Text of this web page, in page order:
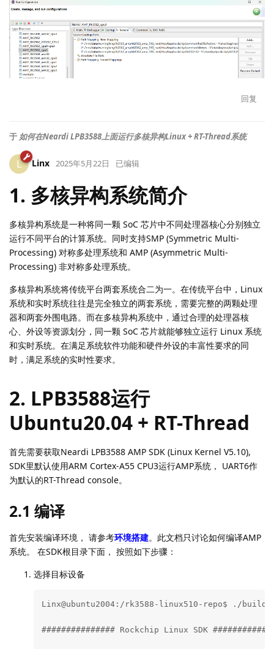
openocd如果是在Windows上面调试， 则在Windows系统上面映
射网络驱动盘， 把rk3562在Linux的SDK路径映射到Windows， 如
下：
回复
于如何在Neardi LPB3588上面运行多核异构Linux + RT-Thread系统
L Linx 2025年5月22日 已编辑
1. 多核异构系统简介
多核异构系统是一种将同一颗 SoC 芯片中不同处理器核心分别独立
运行不同平台的计算系统。同时支持SMP (Symmetric Multi-
Processing) 非对称多处理系统。
多核异构系统将传统平台两套系统合二为一。在传统平台中，Linux
系统和实时系统往往是完全独立的两套系统，需要完整的两颗处理
心、外设等资源划分，同一颗 SoC 芯片就能够独立运行 Linux 系统
和实时系统。在满足系统软件功能和硬件外设的丰富性要求的同
时，满足系统的实时性要求。
2. LPB3588运行
Ubuntu20.04 + RT-Thread
首先需要获取Neardi LPB3588 AMP SDK (Linux Kernel V5.10),
为默认的RT-Thread console。
2.1 编译